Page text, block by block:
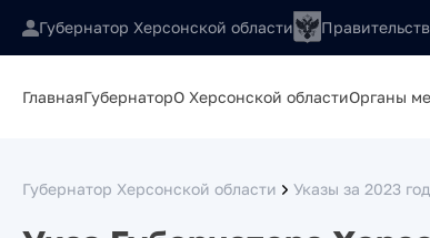
Губернатор Херсонской области
ГлавнаяГубернаторО Херсонской областиОрганы
Губернатор Херсонской области Указы за 2023 год